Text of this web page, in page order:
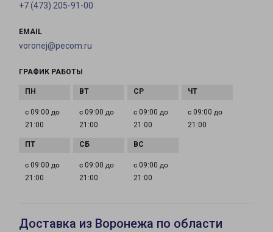
+7 (473) 205-91-00
EMAIL
voronej@pecom.ru
ГРАФИК РАБОТЫ
с 09:00 до
21:00
с 09:00 до
21:00
с 09:00 до
21:00
с 09:00 до
21:00
с 09:00 до
21:00
с 09:00 до
21:00
с 09:00 до
21:00
Доставка из Воронежа по области